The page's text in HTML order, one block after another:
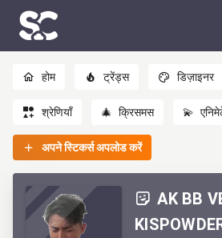
होम ट्रेंड्स डिज़ाइनर
श्रेणियाँ 🎄 क्रिसमस 💫
अपने स्टिकर्स अपलोड करें
AK BB